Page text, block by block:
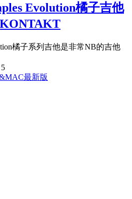
Evolution橘子吉他
橘子系列吉他是非常NB的吉他
5